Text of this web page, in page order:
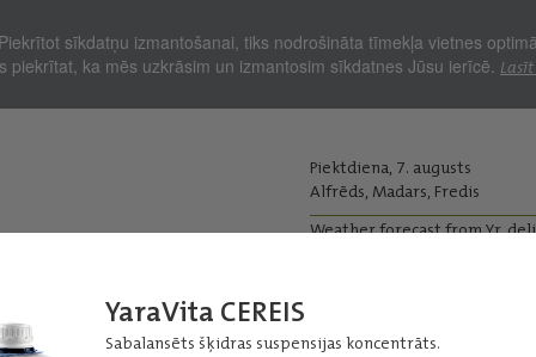
sīkdatņu izmantošanai, tiks nodrošināta tīmekļa vietnes
piekrītat, ka mēs uzkrāsim un izmantosim sīkdatnes Jūsu ierīcē.
Piektdiena, 7. augusts
Alfrēds, Madars, Fredis
Weather forecast from Yr,
Lopkopjiem Ražas iepirkums
YaraVita CEREIS
Sabalansēts šķidras suspensijas koncentrāts.